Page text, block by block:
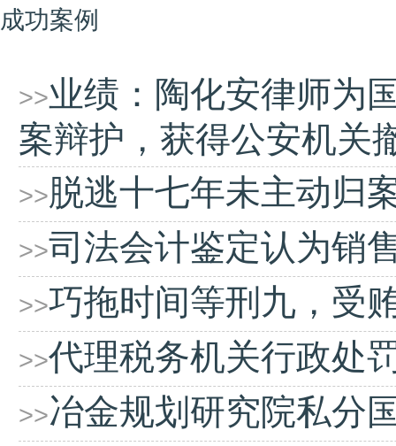
成功案例
>>业绩：陶化安律师为
案辩护，获得公安机关
>>脱逃十七年未主动归
>>司法会计鉴定认为销
>>巧拖时间等刑九，受
>>代理税务机关行政处
>>冶金规划研究院私分